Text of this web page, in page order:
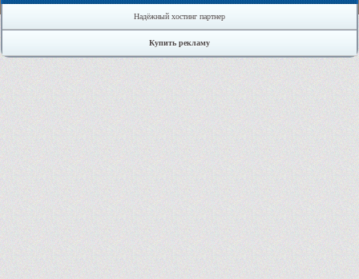
Надёжный хостинг партнер
Купить рекламу